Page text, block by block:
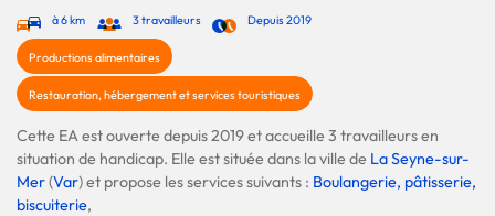
à 6 km 3 travailleurs Depuis 2019
Productions alimentaires
Restauration, hébergement et services touristiques
Cette EA est ouverte depuis 2019 et accueille 3 travailleurs en
situation de handicap. Elle est située dans la ville de La Seyne-sur-
Mer(Var) et propose les services suivants : Boulangerie, pâtisserie,
biscuiterie,